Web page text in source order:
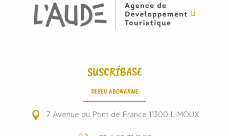
SUSCRÍBASE
DESEO ABONARME
7 Avenue du Pont de France 11300 LIMOUX